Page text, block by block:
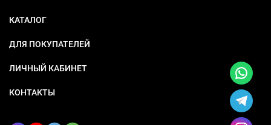
КАТАЛОГ
ДЛЯ ПОКУПАТЕЛЕЙ
ЛИЧНЫЙ КАБИНЕТ
КОНТАКТЫ